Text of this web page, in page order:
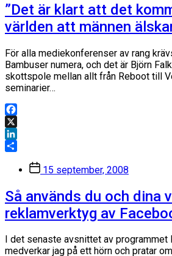
”Det är klart att det
världen att männen
För alla mediekonferenser av rang
Bambuser numera, och det är Björn
skottspole mellan allt från Reboot till
seminarier…
Facebook
X
LinkedIn
Inläggsdatum
15 september, 2008
Så används du och dina
reklamverktyg av
I det senaste avsnittet av programmet
medverkar jag på ett hörn och pratar